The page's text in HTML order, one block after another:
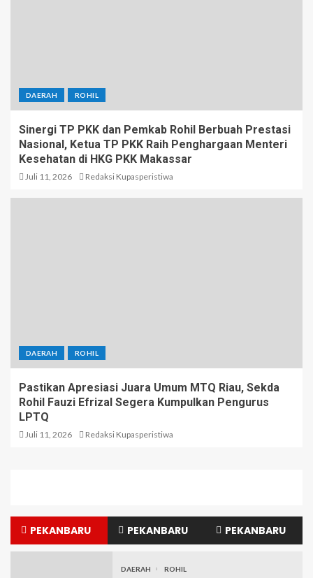
DAERAH ROHIL
Sinergi TP PKK dan Pemkab Rohil Berbuah Prestasi
Nasional, Ketua TP PKK Raih Penghargaan Menteri
Kesehatan di HKG PKK Makassar
Juli 11, 2026 Redaksi Kupasperistiwa
DAERAH ROHIL
Pastikan Apresiasi Juara Umum MTQ Riau, Sekda
Rohil Fauzi Efrizal Segera Kumpulkan Pengurus
LPTQ
Juli 11, 2026 Redaksi Kupasperistiwa
PEKANBARU PEKANBARU PEKANBARU
DAERAH ROHIL